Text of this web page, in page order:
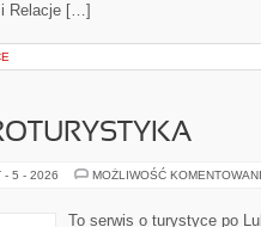
i Relacje […]
- 5 - 2026 MOŻLIWOŚĆ
To serwis o turystyce po